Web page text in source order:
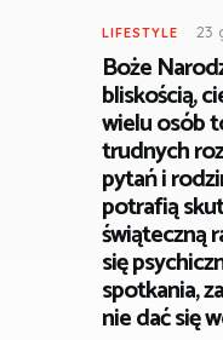
LIFESTYLE 23
Boże
bliskością,
wielu osób
trudnych
pytań i
potrafią
świąteczną
się
spotkania,
nie dać się